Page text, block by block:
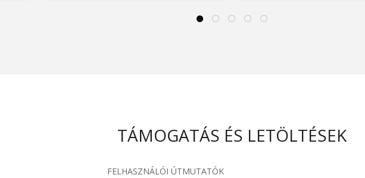
TÁMOGATÁS ÉS LETÖLTÉSEK
FELHASZNÁLÓI ÚTMUTATÓK